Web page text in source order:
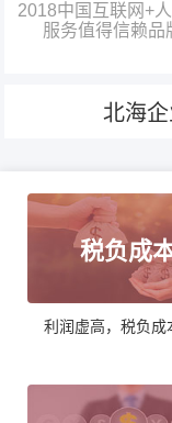
2018中国互联网+
服务值得信赖品
北海
税负成
利润虚高，税负成